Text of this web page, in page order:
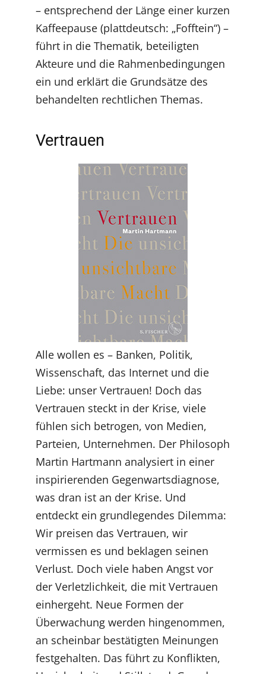
– entsprechend der Länge einer kurzen
Kaffeepause (plattdeutsch: „Fofftein“) –
führt in die Thematik, beteiligten
Akteure und die Rahmenbedingungen
ein und erklärt die Grundsätze des
behandelten rechtlichen Themas.
Vertrauen
Alle wollen es – Banken, Politik,
Wissenschaft, das Internet und die
Liebe: unser Vertrauen! Doch das
Vertrauen steckt in der Krise, viele
fühlen sich betrogen, von Medien,
Parteien, Unternehmen. Der Philosoph
Martin Hartmann analysiert in einer
inspirierenden Gegenwartsdiagnose,
was dran ist an der Krise. Und
entdeckt ein grundlegendes Dilemma:
Wir preisen das Vertrauen, wir
vermissen es und beklagen seinen
Verlust. Doch viele haben Angst vor
der Verletzlichkeit, die mit Vertrauen
einhergeht. Neue Formen der
Überwachung werden hingenommen,
an scheinbar bestätigten Meinungen
festgehalten. Das führt zu Konflikten,